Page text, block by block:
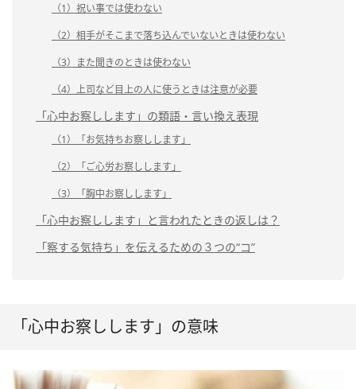
（1）祝い事では使わない
（2）相手がそこまで落ち込んでいないときは使わない
（3）また聞きのときは使わない
（4）上司など目上の人に使うときは注意が必要
「心中お察しします」の類語・言い換え表現
（1）「お気持ちお察しします」
（2）「ご心労お察しします」
（3）「胸中お察しします」
「心中お察しします」と言われたときの返しは？
「察する気持ち」を伝えるための３つの“コ”
「心中お察しします」の意味